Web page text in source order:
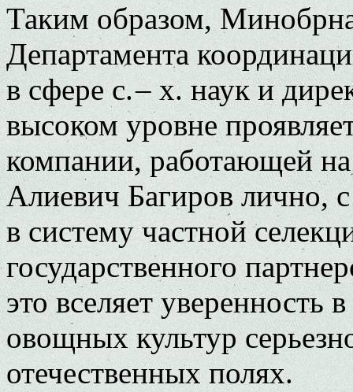
Таким образом,
Департамента
в сфере с. – х. наук и
высоком уровне
компании, работающей
Алиевич Багиров лично,
в систему частной
государственного
это вселяет уверенность
овощных культур
отечественных полях.